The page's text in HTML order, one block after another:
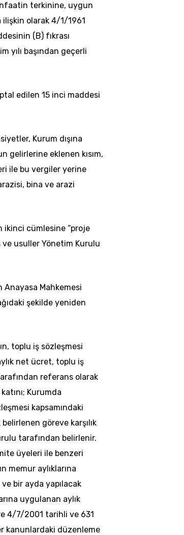
terkinine, uygun
ilişkin olarak 4/1/1961
(B) fıkrası
yılı başından geçerli
edilen 15 inci maddesi
Kurum dışına
gelirlerine eklenen kısım,
ile bu vergiler yerine
bina ve arazi
ikinci cümlesine “proje
ve usuller Yönetim Kurulu
Anayasa Mahkemesi
şekilde yeniden
toplu iş sözleşmesi
net ücret, toplu iş
referans olarak
Kurumda
kapsamındaki
göreve karşılık
tarafından belirlenir.
üyeleri ile benzeri
memur aylıklarına
bir ayda yapılacak
uygulanan aylık
4/7/2001 tarihli ve 631
kanunlardaki düzenleme